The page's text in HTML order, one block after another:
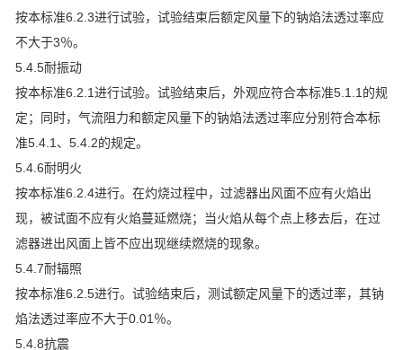
按本标准6.2.3进行试验，试验结束后额定风量下的钠焰法透过率应
不大于3％。
5.4.5耐振动
按本标准6.2.1进行试验。试验结束后，外观应符合本标准5.1.1的规
定；同时，气流阻力和额定风量下的钠焰法透过率应分别符合本标
准5.4.1、5.4.2的规定。
5.4.6耐明火
按本标准6.2.4进行。在灼烧过程中，过滤器出风面不应有火焰出
现，被试面不应有火焰蔓延燃烧；当火焰从每个点上移去后，在过
滤器进出风面上皆不应出现继续燃烧的现象。
5.4.7耐辐照
按本标准6.2.5进行。试验结束后，测试额定风量下的透过率，其钠
焰法透过率应不大于0.01％。
5.4.8抗震